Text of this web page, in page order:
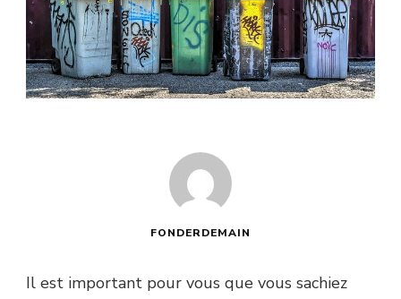
FONDERDEMAIN
Il est important pour vous que vous sachiez